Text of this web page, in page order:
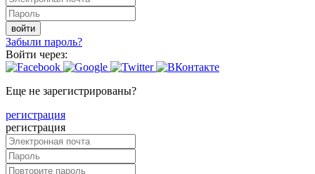
войти
Забыли пароль?
Войти через:
Еще не зарегистрированы?
регистрация
регистрация